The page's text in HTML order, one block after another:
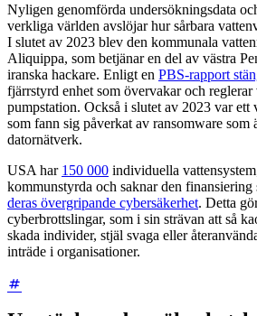
Nyligen genomförda undersökningsdata
verkliga världen avslöjar hur sårbara
I slutet av 2023 blev den kommunala
Aliquippa, som betjänar en del av västra
iranska hackare. Enligt en PBS-rapport
fjärrstyrd enhet som övervakar och
pumpstation. Också i slutet av 2023 var ett
som fann sig påverkat av ransomware som
datornätverk.
USA har 150 000 individuella
kommunstyrda och saknar den
deras övergripande cybersäkerhet. Detta
cyberbrottslingar, som i sin strävan att så
skada individer, stjäl svaga eller
inträde i organisationer.